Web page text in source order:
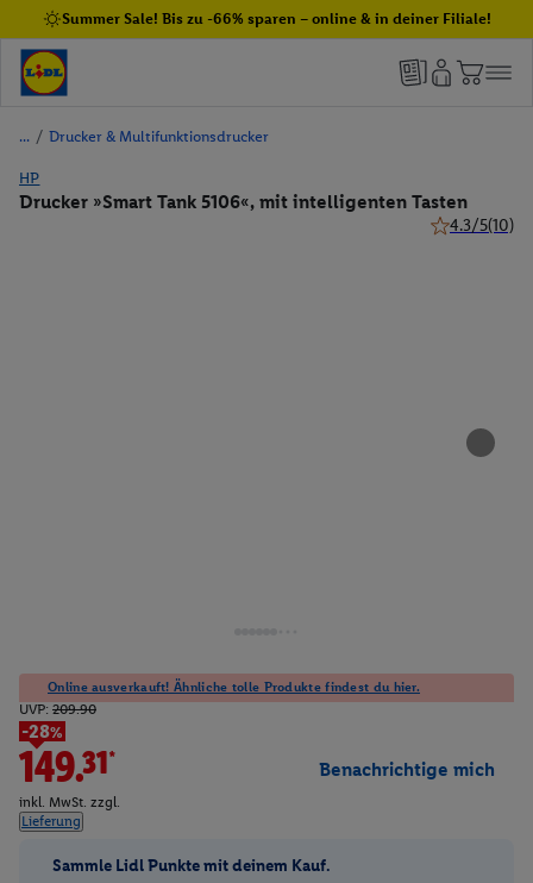
Summer Sale! Bis zu -66% sparen – online & in deiner Filiale!
/ Drucker & Multifunktionsdrucker
HP
Drucker »Smart Tank 5106«, mit intelligenten Tasten
4.3/5(10)
Online ausverkauft! Ähnliche tolle Produkte findest du hier.
UVP: 209.90
-28%
149.31*
inkl. MwSt. zzgl.
Lieferung
Benachrichtige mich
Sammle Lidl Punkte mit deinem Kauf.